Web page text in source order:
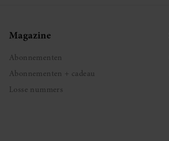
Magazine
Abonnementen
Abonnementen + cadeau
Losse nummers